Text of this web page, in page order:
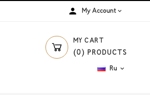
person My Account 
MY CART
(0 ) PRODUCTS
Ru 